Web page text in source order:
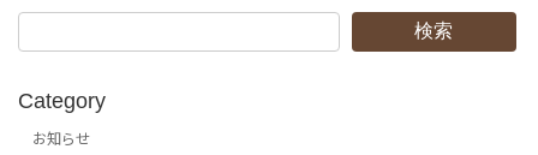
の
ペ
ー
ジ
ジ
ジ
検索
Category
お知らせ